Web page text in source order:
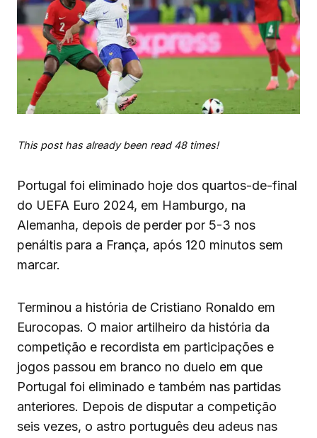
This post has already been read 48 times!
Portugal foi eliminado hoje dos quartos-de-final
do UEFA Euro 2024, em Hamburgo, na
Alemanha, depois de perder por 5-3 nos
penáltis para a França, após 120 minutos sem
marcar.
Terminou a história de Cristiano Ronaldo em
Eurocopas. O maior artilheiro da história da
competição e recordista em participações e
jogos passou em branco no duelo em que
Portugal foi eliminado e também nas partidas
anteriores. Depois de disputar a competição
seis vezes, o astro português deu adeus nas